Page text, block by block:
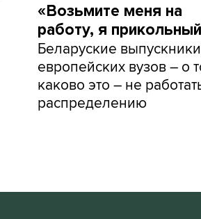
«Возьмите меня на
работу, я
Беларуские выпускники
европейских вузов – о
каково это – не
распределению